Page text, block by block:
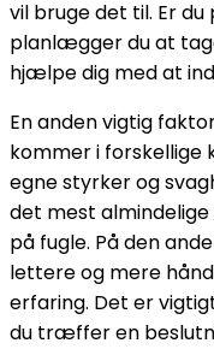
vil bruge det til. Er
planlægger du at
hjælpe dig med at
En anden vigtig
kommer i forskellige
egne styrker og
det mest
på fugle. På den
lettere og mere
erfaring. Det er
du træffer en